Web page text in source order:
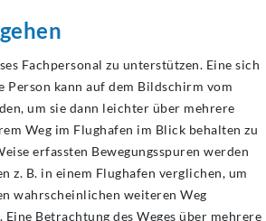
Fachpersonal zu unterstützen. Eine sich
Person kann auf dem Bildschirm vom
um sie dann leichter über mehrere
Weg im Flughafen im Blick behalten zu
erfassten Bewegungsspuren werden
z. B. in einem Flughafen verglichen, um
wahrscheinlichen weiteren Weg
Eine Betrachtung des Weges über mehrere